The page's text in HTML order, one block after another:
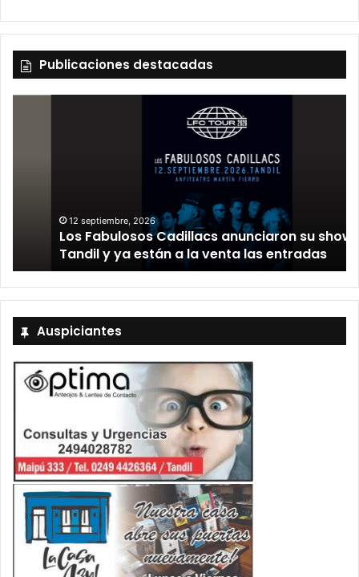
Publicaciones destacadas
12 septiembre, 2026
Los Fabulosos Cadillacs anunciaron su show en
Tandil y ya están a la venta las entradas
Auspiciantes